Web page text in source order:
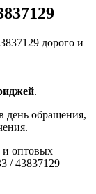
дорого и
.
день обращения,
оптовых
/ 43837129